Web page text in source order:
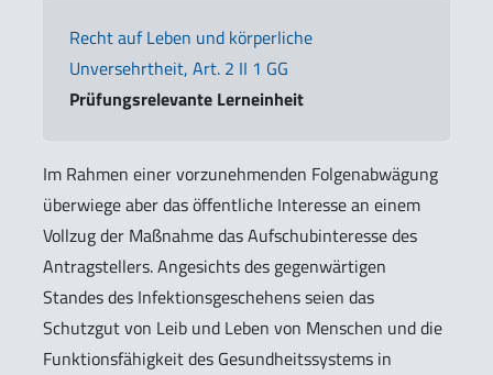
Recht auf Leben und körperliche
Unversehrtheit, Art. 2 II 1 GG
Prüfungsrelevante Lerneinheit
Im Rahmen einer vorzunehmenden Folgenabwägung
überwiege aber das öffentliche Interesse an einem
Vollzug der Maßnahme das Aufschubinteresse des
Antragstellers. Angesichts des gegenwärtigen
Standes des Infektionsgeschehens seien das
Schutzgut von Leib und Leben von Menschen und die
Funktionsfähigkeit des Gesundheitssystems in